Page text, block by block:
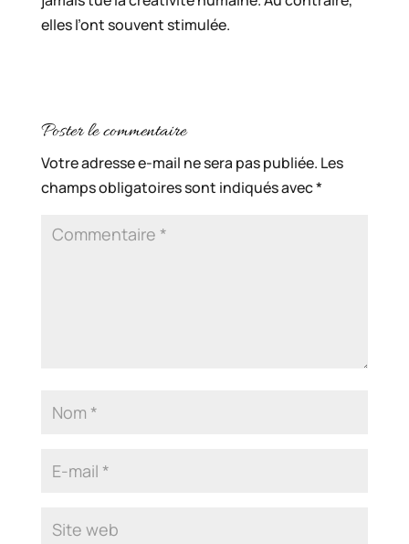
elles l’ont souvent stimulée.
Poster le commentaire
Votre adresse e-mail ne sera pas publiée. Les
champs obligatoires sont indiqués avec*